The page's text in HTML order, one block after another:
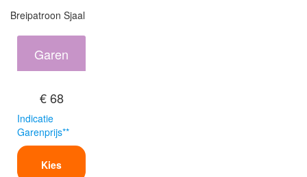
Breipatroon Sjaal
Garen
€ 68
Indicatie
Garenprijs**
Kies